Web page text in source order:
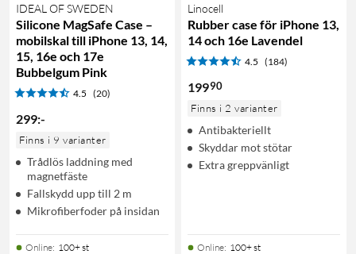
IDEAL OF SWEDEN
Silicone MagSafe Case –
mobilskal till iPhone 13, 14,
15, 16e och 17e
Bubbelgum Pink
4.5 (20)
299:-
Finns i 9 varianter
Trådlös laddning med
magnetfäste
Fallskydd upp till 2 m
Mikrofiberfoder på insidan
Online: 100+ st
Linocell
Rubber case för iPhone 13,
14 och 16e Lavendel
4.5 (184)
19990
Finns i 2 varianter
Antibakteriellt
Skyddar mot stötar
Extra greppvänligt
Online: 100+ st